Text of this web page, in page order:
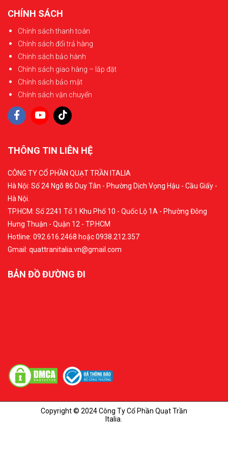
CHÍNH SÁCH
Chính sách thanh toán
Chính sách đổi trả hàng
Chính sách bảo hành
Chính sách giao hàng – lắp đặt
Chính sách bảo mật
Chính sách vận chuyển
THÔNG TIN LIÊN HỆ
CÔNG TY CỔ PHẦN QUẠT TRẦN ITALIA
Hà Nội: Số 24 Ngõ 86 Duy Tân - Phường Dịch Vọng Hậu - Cầu Giấy -
Hà Nội.
TP.HCM: Số 2241 Tổ 1 Khu Phố 10 - Quốc Lộ 1A - Phường Đông
Hưng Thuận - Quận 12 - TP.HCM
Hotline: 092.616.2468 hoặc 0938.212.357
Gmail: quattranitalia.vn@gmail.com
BẢN ĐỒ ĐƯỜNG ĐI
Copyright © 2024 Công Ty Cổ Phần Quạt Trần
Italia.